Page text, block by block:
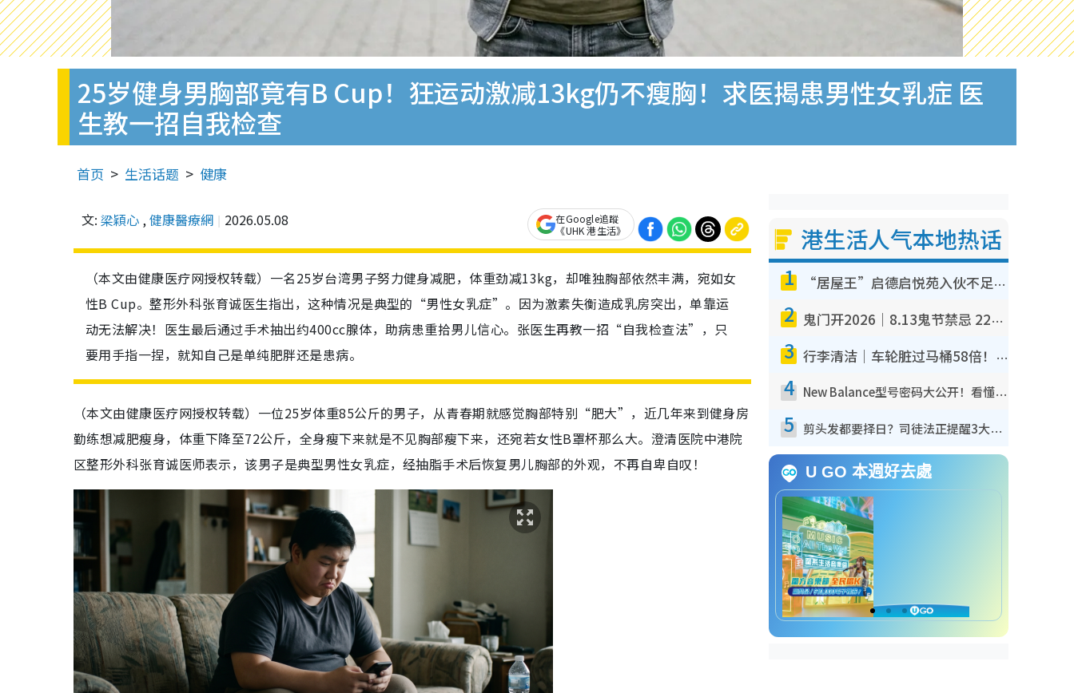
25岁健身男胸部竟有B Cup！狂运动激减13kg仍不瘦胸！求医揭患男性女乳症 医
生教一招自我检查
首页 生活话题 健康
文: 梁穎心 ,健康醫療網 2026.05.08
在Google追蹤
《UHK 港生活》
（本文由健康医疗网授权转载）一名25岁台湾男子努力健身减肥，体重劲减13kg，却唯独胸部依然丰满，宛如女
性B Cup。整形外科张育诚医生指出，这种情况是典型的“男性女乳症”。因为激素失衡造成乳房突出，单靠运
动无法解决！医生最后通过手术抽出约400cc腺体，助病患重拾男儿信心。张医生再教一招“自我检查法”，只
要用手指一捏，就知自己是单纯肥胖还是患病。
（本文由健康医疗网授权转载）一位25岁体重85公斤的男子，从青春期就感觉胸部特别“肥大”，近几年来到健身房
勤练想减肥瘦身，体重下降至72公斤，全身瘦下来就是不见胸部瘦下来，还宛若女性B罩杯那么大。澄清医院中港院
区整形外科张育诚医师表示，该男子是典型男性女乳症，经抽脂手术后恢复男儿胸部的外观，不再自卑自叹！
港生活人气本地热话
1 “居屋王”启德启悦苑入伙不足一年沦“漏水之王”！插座喷火花致大停电 多户业主全屋家电报废
2 鬼门开2026｜8.13鬼节禁忌 22件事不能做！烧肉、刺身要少食？半夜勿吹口哨/打给个电话
3 行李清洁｜车轮脏过马桶58倍！专家警告忌用酒精擦 教1招免脏手除菌
4 New Balance型号密码大公开！看懂2个数字买鞋秒知功能免中伏 附5大热门鞋款
5 剪头发都要择日？司徒法正提醒3大禁忌日子 随时剪走财运！这日剪发恐“剪寿命”？
U GO 本週好去處